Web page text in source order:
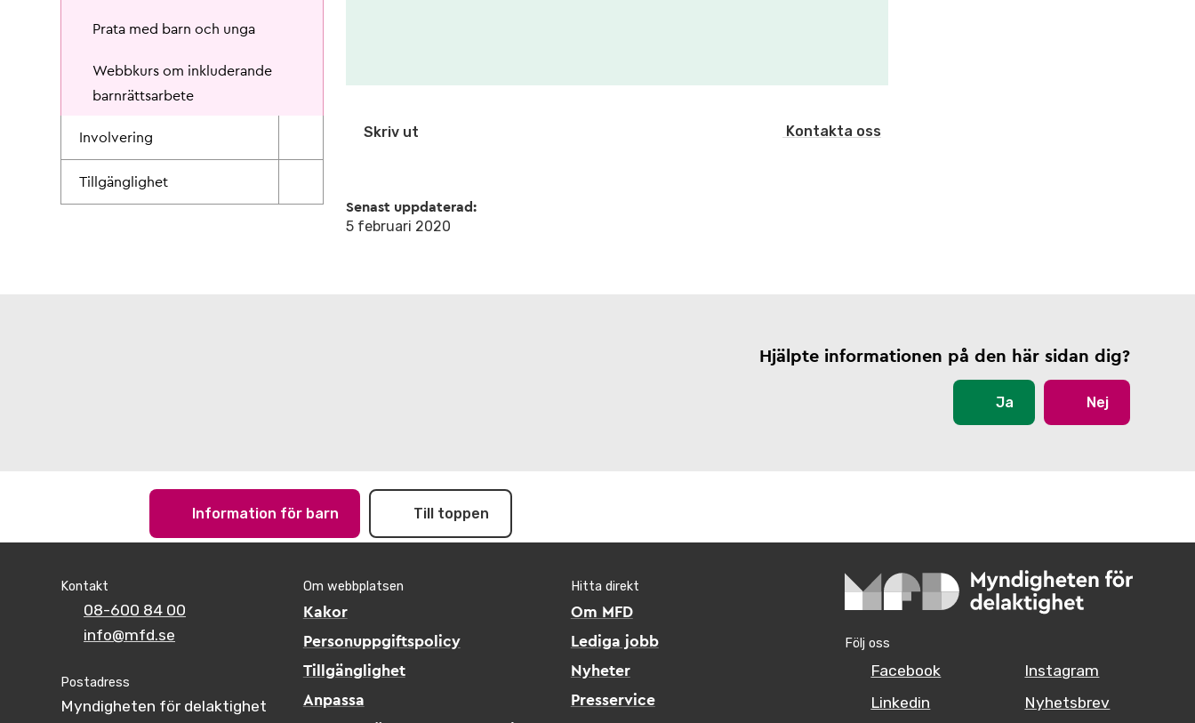
Prata med barn och unga
Webbkurs om inkluderande
barnrättsarbete
Involvering
Tillgänglighet
Skriv ut Kontakta oss
Senast uppdaterad:
5 februari 2020
Hjälpte informationen på den här sidan dig?
Ja Nej
Information för barn Till toppen
Kontakt
08-600 84 00
info@mfd.se
Postadress
Myndigheten för delaktighet
Om webbplatsen
Kakor
Personuppgiftspolicy
Tillgänglighet
Anpassa
Hitta direkt
Om MFD
Lediga jobb
Nyheter
Presservice
Följ oss
Facebook
Linkedin
Instagram
Nyhetsbrev